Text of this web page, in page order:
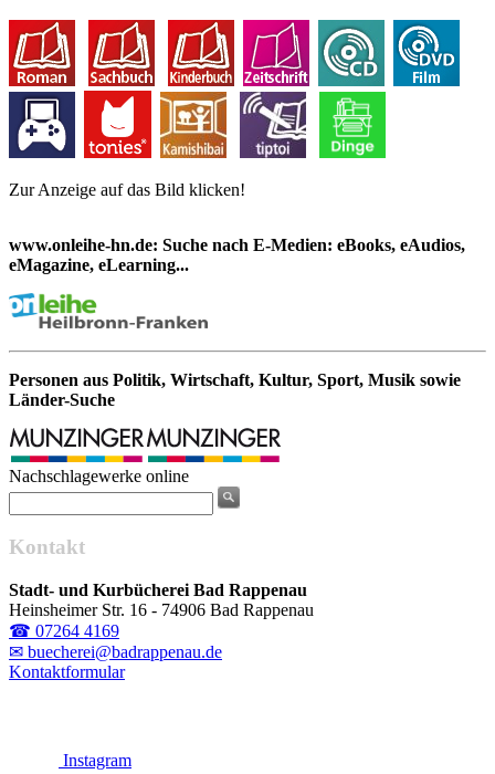
Zur Anzeige auf das Bild klicken!
www.onleihe-hn.de: Suche nach E-Medien: eBooks, eAudios,
eMagazine, eLearning...
Personen aus Politik, Wirtschaft, Kultur, Sport, Musik sowie
Länder-Suche
Nachschlagewerke online
Kontakt
Stadt- und Kurbücherei Bad Rappenau
Heinsheimer Str. 16 - 74906 Bad Rappenau
☎ 07264 4169
✉ buecherei@badrappenau.de
Kontaktformular
Instagram